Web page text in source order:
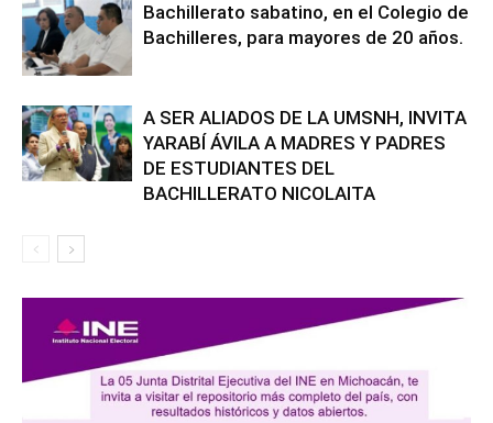
Bachillerato sabatino, en el Colegio de
Bachilleres, para mayores de 20 años.
A SER ALIADOS DE LA UMSNH, INVITA
YARABÍ ÁVILA A MADRES Y PADRES
DE ESTUDIANTES DEL
BACHILLERATO NICOLAITA